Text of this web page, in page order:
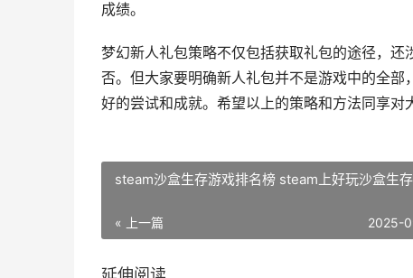
成绩。
梦幻新人礼包策略不仅包括获取礼包的途径，
否。但大家要明确新人礼包并不是游戏中的全
好的尝试和成就。希望以上的策略和方法同享对
steam沙盒生存游戏排名榜 steam上好玩沙盒生存
« 上一篇 2025-